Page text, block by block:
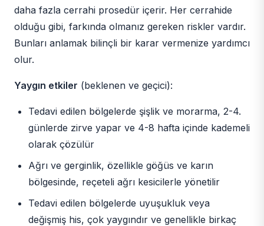
daha fazla cerrahi prosedür içerir. Her cerrahide
olduğu gibi, farkında olmanız gereken riskler vardır.
Bunları anlamak bilinçli bir karar vermenize yardımcı
olur.
Yaygın etkiler (beklenen ve geçici):
Tedavi edilen bölgelerde şişlik ve morarma, 2-4.
günlerde zirve yapar ve 4-8 hafta içinde kademeli
olarak çözülür
Ağrı ve gerginlik, özellikle göğüs ve karın
bölgesinde, reçeteli ağrı kesicilerle yönetilir
Tedavi edilen bölgelerde uyuşukluk veya
değişmiş his, çok yaygındır ve genellikle birkaç